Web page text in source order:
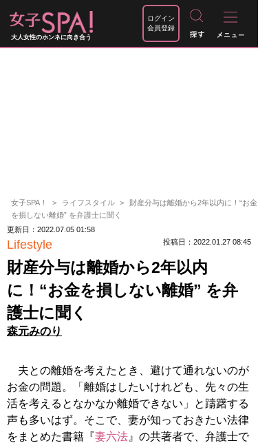
大人女性のホンネに向き合う
ログイン
会員登録
女子SPA！ ライフスタイル
財産分与は離婚から2年以内に！“お金
を損しない離婚” を弁護士に聞く
更新日：2022.07.05 01:58
Lifestyle 投稿日：2022.01.27 08:45
財産分与は離婚から2年以内
に！“お金を損しない離婚” を弁
護士に聞く
森元みのり
夫との離婚を考えたとき、避けて通れないのが
お金の問題。「離婚はしたいけれども、先々の生
活を考えるとなかなか離婚できない」と躊躇する
声も多いはず。そこで、妻が知っておきたい法律
をまとめた書籍『妻六法 』の共著者で、弁護士で